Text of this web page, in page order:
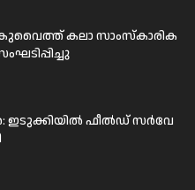
കുവൈത്ത് കലാ സാംസ്കാരിക
ഫീല്‍ഡ് സര്‍വേ